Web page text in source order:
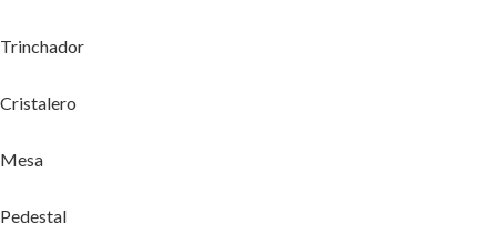
Trinchador
Cristalero
Mesa
Pedestal